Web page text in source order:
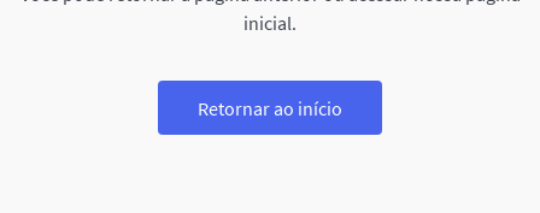
inicial.
Retornar ao início